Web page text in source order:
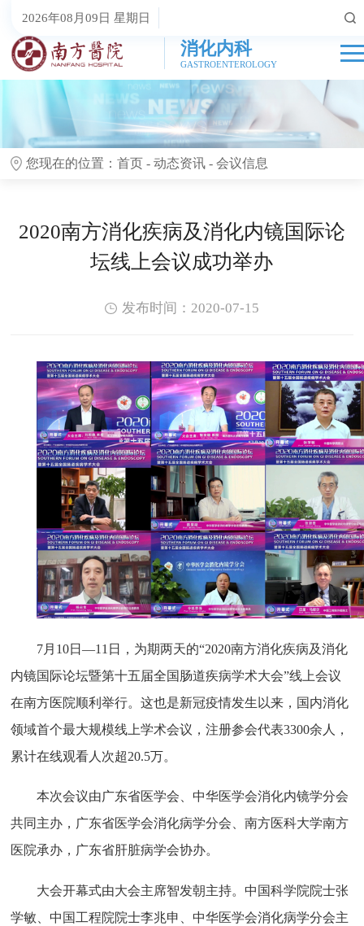
2026年08月09日 星期日
消化内科
GASTROENTEROLOGY
您现在的位置：首页 -动态资讯 -会议信息
2020南方消化疾病及消化内镜国际论
坛线上会议成功举办
发布时间：2020-07-15
7月 10日—11 日，为期两天的“2020南方消化疾病及消化
内镜国际论坛暨第十五届全国肠道疾病学术大会”线上会议
在南方医院顺利举行。这也是新冠疫情发生以来，国内消化
领域首个最大规模线上学术会议，注册参会代表3300余人，
累计在线观看人次超20.5万。
本次会议由广东省医学会、中华医学会消化内镜学分会
共同主办，广东省医学会消化病学分会、南方医科大学南方
医院承办，广东省肝脏病学会协办。
大会开幕式由大会主席智发朝主持。中国科学院院士张
学敏、中国工程院院士李兆申、中华医学会消化病学分会主